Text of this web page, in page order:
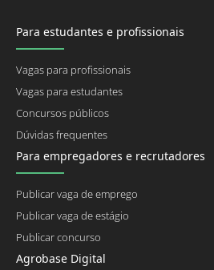
Para estudantes e profissionais
Vagas para profissionais
Vagas para estudantes
Concursos públicos
Dúvidas frequentes
Para empregadores e recrutadores
Publicar vaga de emprego
Publicar vaga de estágio
Publicar concurso
Agrobase Digital